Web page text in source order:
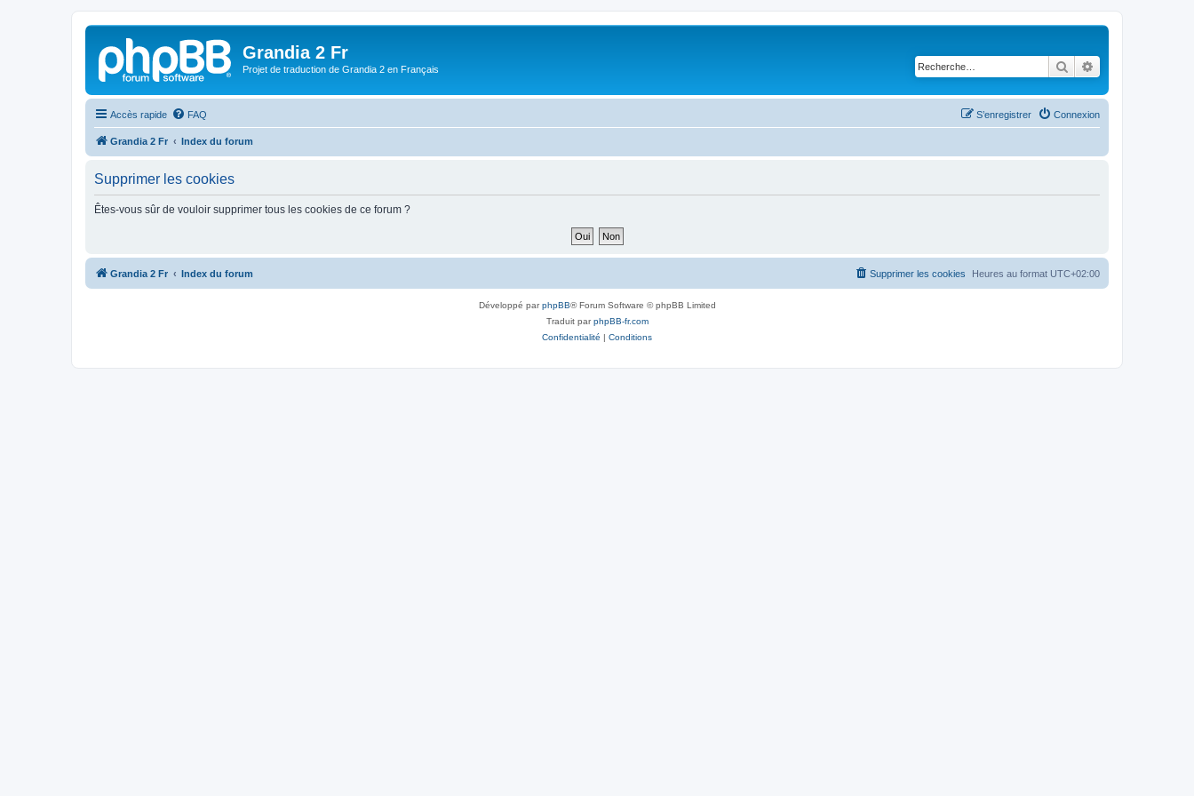
Grandia 2 Fr
Projet de traduction de Grandia 2 en Français Rechercher
Accès rapide FAQ Connexion
S’enregistrer
Grandia 2 Fr Index du forum
Supprimer les cookies
Êtes-vous sûr de vouloir supprimer tous les cookies de ce forum ?
Grandia 2 Fr Index du forum Heures au format UTC+02:00
Supprimer les cookies
Développé parphpBB® Forum Software © phpBB Limited
Traduit parphpBB-fr.com
Confidentialité | Conditions